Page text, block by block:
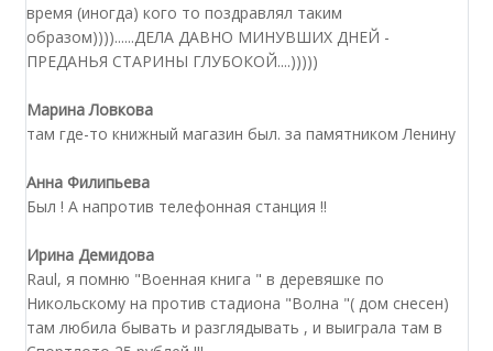
время (иногда) кого то поздравлял таким
образом))))......ДЕЛА ДАВНО МИНУВШИХ ДНЕЙ -
ПРЕДАНЬЯ СТАРИНЫ ГЛУБОКОЙ....)))))
Марина Ловкова
там где-то книжный магазин был. за памятником Ленину
Анна Филипьева
Был ! А напротив телефонная станция !!
Ирина Демидова
Raul, я помню "Военная книга " в деревяшке по
Никольскому на против стадиона "Волна "( дом снесен)
там любила бывать и разглядывать , и выиграла там в